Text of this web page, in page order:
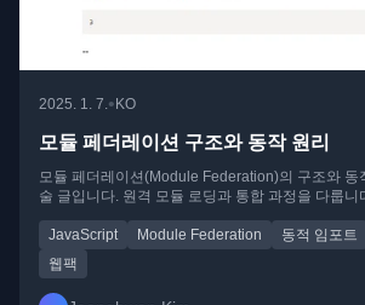
2025. 1. 7.• KO
모듈 페더레이션 구조와 동작 원리
모듈 페더레이션(Module Federation)의 구조와 동
술 글입니다. 원격 모듈 로딩과 통합 과정을 다룹니
JavaScript Module Federation 동적 임포트
웹팩